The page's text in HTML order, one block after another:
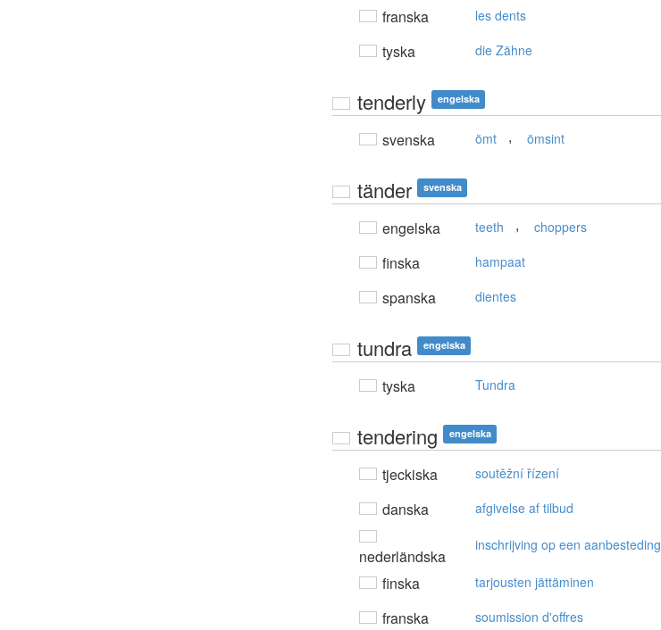
franska les dents
tyska die Zähne
tenderly engelska
svenska ömt , ömsint
tänder svenska
engelska teeth , choppers
finska hampaat
spanska dientes
tundra engelska
tyska Tundra
tendering engelska
tjeckiska soutěžní řízení
danska afgivelse af tilbud
nederländska
inschrijving op een aanbesteding
finska tarjousten jättäminen
franska soumission d'offres